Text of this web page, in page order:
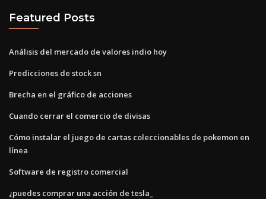
Featured Posts
Análisis del mercado de valores indio hoy
Predicciones de stock sn
Brecha en el gráfico de acciones
Cuando cerrar el comercio de divisas
Cómo instalar el juego de cartas coleccionables de pokemon en
línea
Software de registro comercial
¿puedes comprar una acción de tesla_